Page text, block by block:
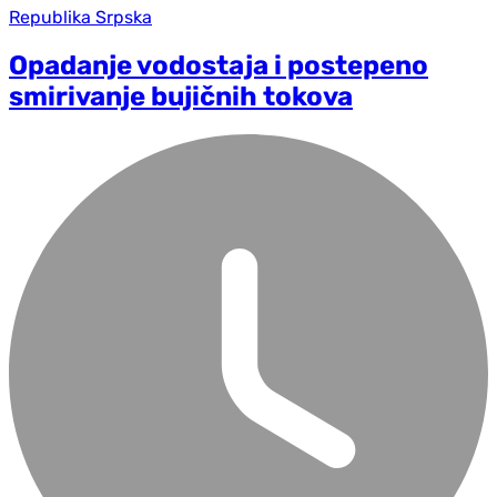
Republika Srpska
Opadanje vodostaja i postepeno
smirivanje bujičnih tokova